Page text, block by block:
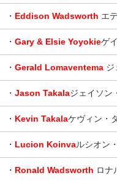
・ Eddison Wadsworth エ
・ Gary & Elsie Yoyokieゲ
・ Gerald Lomaventema ジ
・ Jason Takalaジェイソン
・ Kevin Takalaケヴィン・
・ Lucion Koinvaルシオン
・ Ronald Wadsworth ロナ